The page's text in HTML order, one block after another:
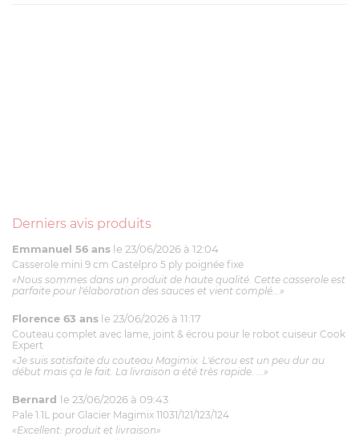
Derniers avis produits
Emmanuel 56 ans le 23/06/2026 à 12:04
Casserole mini 9 cm Castelpro 5 ply poignée fixe
«Nous sommes dans un produit de haute qualité. Cette casserole est
parfaite pour l'élaboration des sauces et vient complé...»
Florence 63 ans le 23/06/2026 à 11:17
Couteau complet avec lame, joint & écrou pour le robot cuiseur Cook
Expert
«Je suis satisfaite du couteau Magimix. L'écrou est un peu dur au
début mais ça le fait. La livraison a été très rapide. ...»
Bernard le 23/06/2026 à 09:43
Pale 1.1L pour Glacier Magimix 11031/121/123/124
«Excellent: produit et livraison»